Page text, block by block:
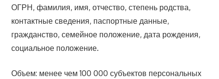
ОГРН, фамилия, имя, отчество, степень родства,
контактные сведения, паспортные данные,
гражданство, семейное положение, дата рождения,
социальное положение.
Объем: менее чем 100 000 субъектов персональных